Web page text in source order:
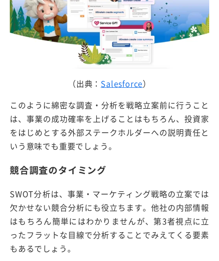
（出典： Salesforce）
このように綿密な調査・分析を戦略立案前に行うこと
は、事業の成功確率を上げることはもちろん、投資家
をはじめとする外部ステークホルダーへの説明責任と
いう意味でも重要でしょう。
競合調査のタイミング
SWOT分析は、事業・マーケティング戦略の立案では
欠かせない競合分析にも役立ちます。他社の内部情報
はもちろん簡単にはわかりませんが、第3者視点に立
ったフラットな目線で分析することでみえてくる要素
もあるでしょう。